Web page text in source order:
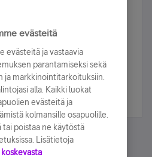
ja voita!
olet mukana arvonnassa.
evästeitä
evästeitä ja vastaavia
parantamiseksi sekä
ja markkinointitarkoituksiin.
alla. Kaikki luokat
evästeitä ja
kolmansille osapuolille.
poistaa ne käytöstä
Lisätietoja